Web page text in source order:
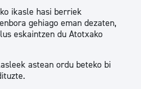
ikasle hasi berriek
gehiago eman dezaten,
eskaintzen du Atotxako
astean ordu beteko bi